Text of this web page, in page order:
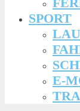
SPORT
E-